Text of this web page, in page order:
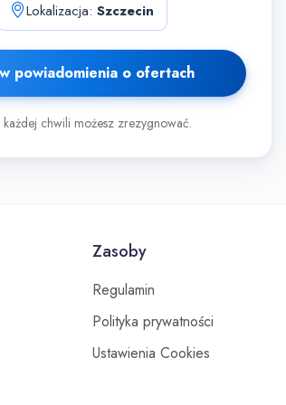
Lokalizacja: Szczecin
powiadomienia o ofertach
chwili możesz zrezygnować.
Zasoby
Regulamin
Polityka prywatności
Ustawienia Cookies